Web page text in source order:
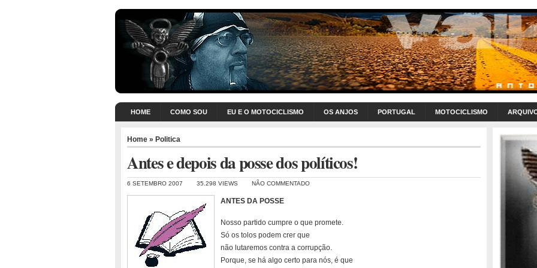
HOME COMO SOU EU E O MOTOCICLISMO OS ANJOS PORTUGAL MOTOCICLISMO
Home » Politica
Antes e depois da posse dos políticos!
6 SETEMBRO 2007 35.298 VIEWS NÃO COMMENTADO
ANTES DA POSSE
Nosso partido cumpre o que promete.
Só os tolos podem crer que
não lutaremos contra a corrupção.
Porque, se há algo certo para nós, é que